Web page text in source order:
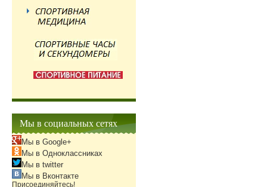
Мы в социальных сетях
Мы в Google+
Мы в Одноклассниках
Мы в twitter
Мы в Вконтакте
Присоединяйтесь!